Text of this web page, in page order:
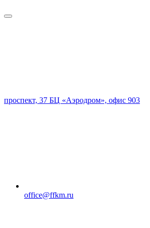
проспект, 37 БЦ «Аэродром», офис 903
office@ffkm.ru